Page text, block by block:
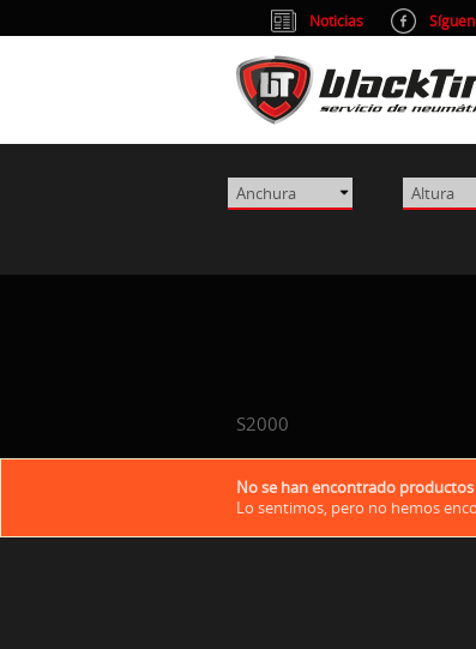
S2000
No se han encontrado productos
Lo sentimos, pero no hemos
Noticias